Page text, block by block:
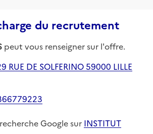
du recrutement
peut vous renseigner sur l'offre.
RUE DE SOLFERINO 59000 LILLE
Google sur INSTITUT